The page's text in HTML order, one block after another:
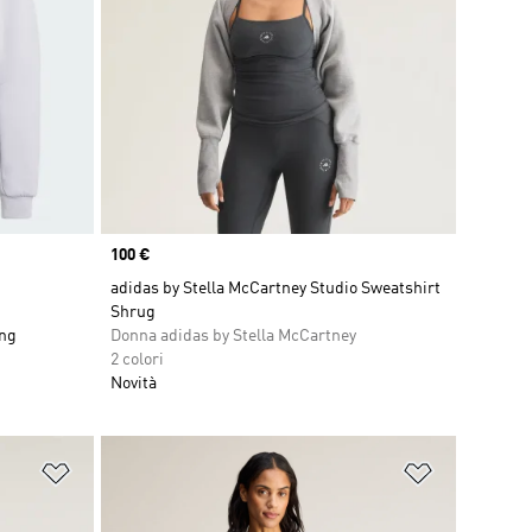
Price
100 €
adidas by Stella McCartney Studio Sweatshirt
Shrug
Donna adidas by Stella McCartney
2 colori
Novità
Aggiungi alla lista dei desideri